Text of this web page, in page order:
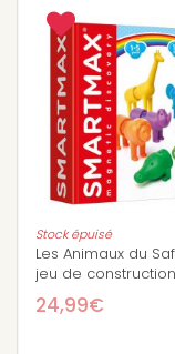
Stock épuisé
Les Animaux du
jeu de construction
magnétique
24,99€